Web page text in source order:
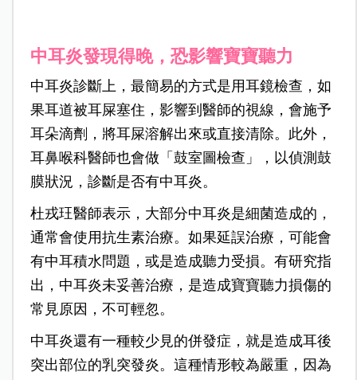
中耳炎發現得晚，恐影響寶寶聽力
中耳炎診斷上，最簡易的方式是用耳鏡檢查，如
果耳道被耳屎塞住，影響到醫師的視線，會施予
耳朵滴劑，將耳屎溶解出來或直接清除。此外，
耳鼻喉科醫師也會做「鼓室圖檢查」，以偵測鼓
膜狀況，診斷是否有中耳炎。
杜戎玨醫師表示，大部分中耳炎是細菌造成的，
通常會使用抗生素治療。如果延誤治療，可能會
有中耳積水問題，或是造成聽力受損。有研究指
出，中耳炎未妥善治療，是造成寶寶聽力損傷的
常見原因，不可輕忽。
中耳炎還有一種較少見的併發症，就是造成耳後
突出部位的乳突發炎。這種情形較為嚴重，因為